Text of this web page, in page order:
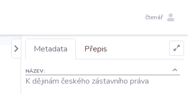
čtenář
Metadata Přepis
NÁZEV:
K dějinám českého zástavního práva